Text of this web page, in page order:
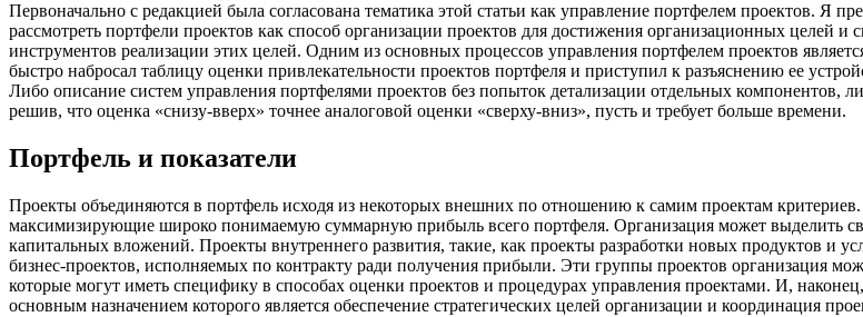
Первоначально с редакцией была согласована тематика этой статьи как управление портфелем проектов. Я
рассмотреть портфели проектов как способ организации проектов для достижения организационных целей
инструментов реализации этих целей. Одним из основных процессов управления портфелем проектов
быстро набросал таблицу оценки привлекательности проектов портфеля и приступил к разъяснению ее
Либо описание систем управления портфелями проектов без попыток детализации отдельных компонентов,
решив, что оценка «снизу-вверх» точнее аналоговой оценки «сверху-вниз», пусть и требует больше времени.
Портфель и показатели
Проекты объединяются в портфель исходя из некоторых внешних по отношению к самим проектам
максимизирующие широко понимаемую суммарную прибыль всего портфеля. Организация может выделить
капитальных вложений. Проекты внутреннего развития, такие, как проекты разработки новых продуктов и
бизнес-проектов, исполняемых по контракту ради получения прибыли. Эти группы проектов организация
которые могут иметь специфику в способах оценки проектов и процедурах управления проектами. И,
основным назначением которого является обеспечение стратегических целей организации и координация